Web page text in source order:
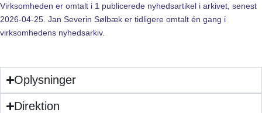
Virksomheden er omtalt i 1 publicerede nyhedsartikel i arkivet, senest
2026-04-25. Jan Severin Sølbæk er tidligere omtalt én gang i
virksomhedens nyhedsarkiv.
Oplysninger
Direktion